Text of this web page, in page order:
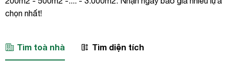
chọn nhất!
Tìm toà nhà Tìm diện tích
Họ và tên
Số điện thoại
x